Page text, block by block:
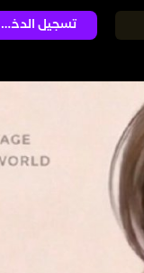
تسجيل الدخول